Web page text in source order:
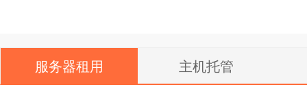
服务器租用 主机托管